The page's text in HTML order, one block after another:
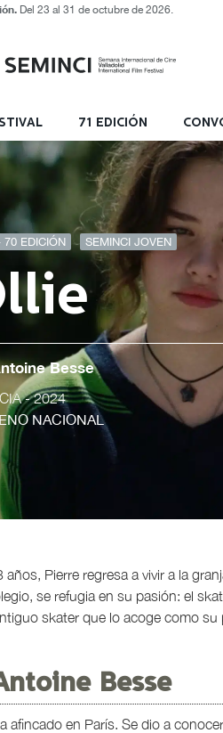
Del 23 al 31 de octubre de 2026.
71 EDICIÓN
70 EDICIÓN SEMINCI JOVEN
Besse
- 2024
NACIONAL
años, Pierre regresa a vivir a la
se refugia en su pasión: el
skater que lo acoge como
Besse
afincado en París. Se dio a